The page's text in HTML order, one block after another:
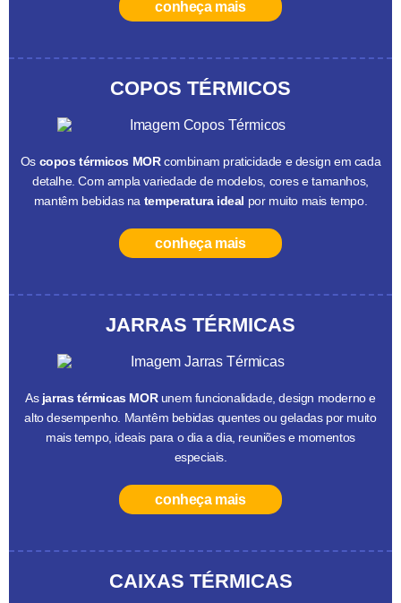
conheça mais
COPOS TÉRMICOS
Os copos térmicos MORcombinam praticidade e design em cada
detalhe. Com ampla variedade de modelos, cores e tamanhos,
mantêm bebidas na temperatura ideal por muito mais tempo.
conheça mais
JARRAS TÉRMICAS
As jarras térmicas MORunem funcionalidade, design moderno e
alto desempenho. Mantêm bebidas quentes ou geladas por muito
mais tempo, ideais para o dia a dia, reuniões e momentos
especiais.
conheça mais
CAIXAS TÉRMICAS